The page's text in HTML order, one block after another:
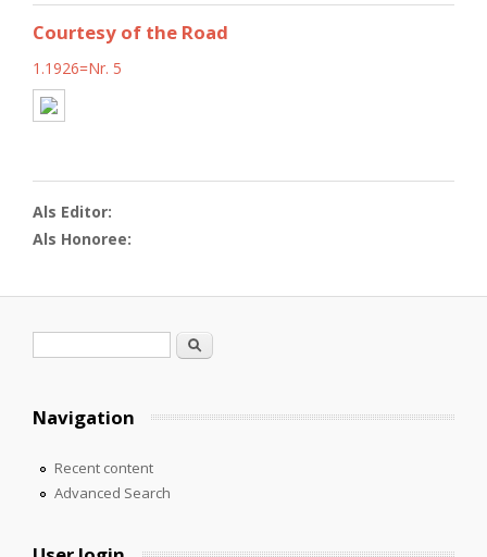
Courtesy of the Road
1.1926=Nr. 5
Als Editor:
Als Honoree:
Search
Navigation
Recent content
Advanced Search